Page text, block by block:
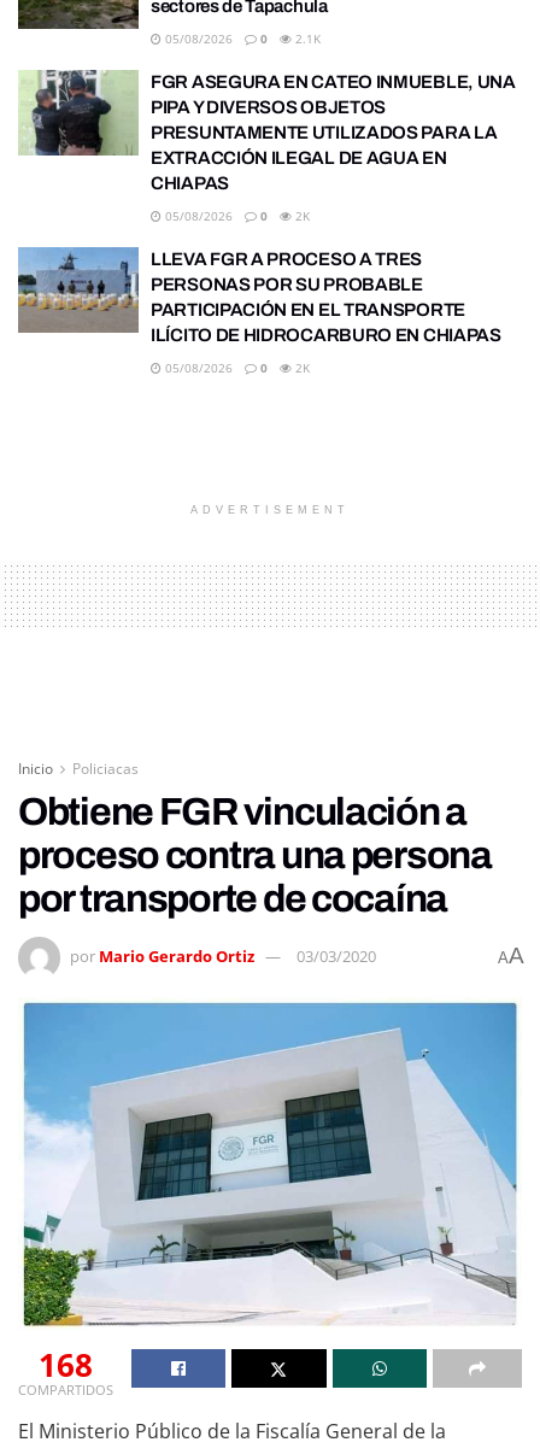
sectores de Tapachula
05/08/2026 0 2.1K
FGR ASEGURA EN CATEO INMUEBLE, UNA
PIPA Y DIVERSOS OBJETOS
PRESUNTAMENTE UTILIZADOS PARA LA
EXTRACCIÓN ILEGAL DE AGUA EN
CHIAPAS
05/08/2026 0 2K
LLEVA FGR A PROCESO A TRES
PERSONAS POR SU PROBABLE
PARTICIPACIÓN EN EL TRANSPORTE
ILÍCITO DE HIDROCARBURO EN CHIAPAS
05/08/2026 0 2K
ADVERTISEMENT
Inicio Policiacas
Obtiene FGR vinculación a
proceso contra una persona
por transporte de cocaína
por Mario Gerardo Ortiz 03/03/2020 AA
168
COMPARTIDOS
El Ministerio Público de la Fiscalía General de la